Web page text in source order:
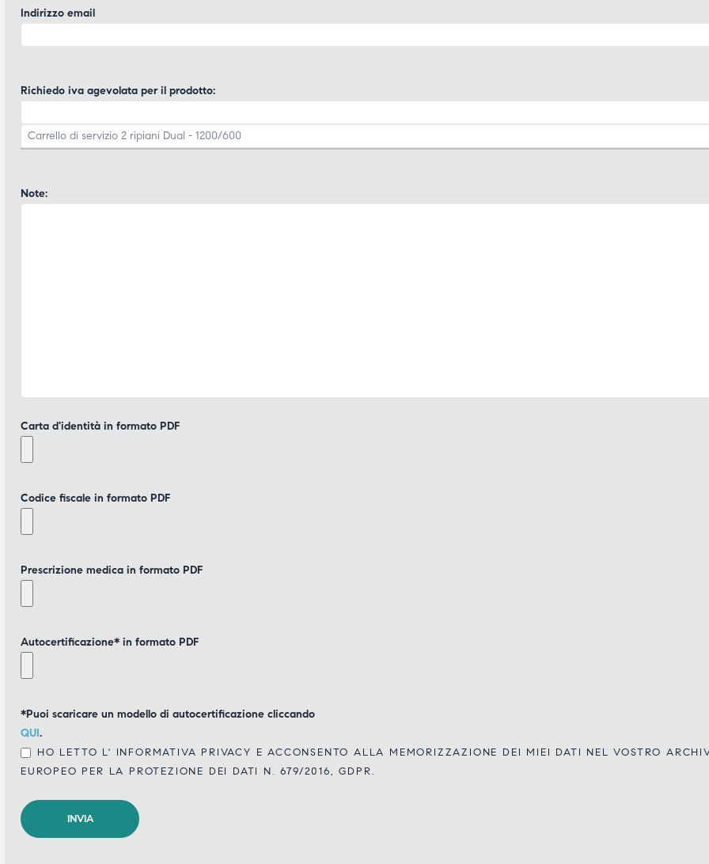
Indirizzo email
Richiedo iva agevolata per il prodotto:
Note:
Carta d'identità in formato PDF
Codice fiscale in formato PDF
Prescrizione medica in formato PDF
Autocertificazione* in formato PDF
*Puoi scaricare un modello di autocertificazione cliccando
QUI.
HO LETTO L' INFORMATIVA PRIVACY E ACCONSENTO ALLA MEMORIZZAZIONE DEI MIEI DATI NEL VOSTRO
EUROPEO PER LA PROTEZIONE DEI DATI N. 679/2016, GDPR.